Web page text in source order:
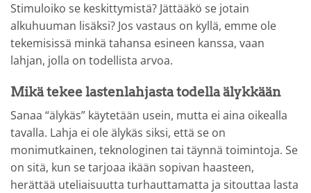
Stimuloiko se keskittymistä? Jättääkö se jotain
alkuhuuman lisäksi? Jos vastaus on kyllä, emme ole
tekemisissä minkä tahansa esineen kanssa, vaan
lahjan, jolla on todellista arvoa.
Mikä tekee lastenlahjasta todella älykkään
Sanaa “älykäs” käytetään usein, mutta ei aina oikealla
tavalla. Lahja ei ole älykäs siksi, että se on
monimutkainen, teknologinen tai täynnä toimintoja. Se
on sitä, kun se tarjoaa ikään sopivan haasteen,
herättää uteliaisuutta turhauttamatta ja sitouttaa lasta